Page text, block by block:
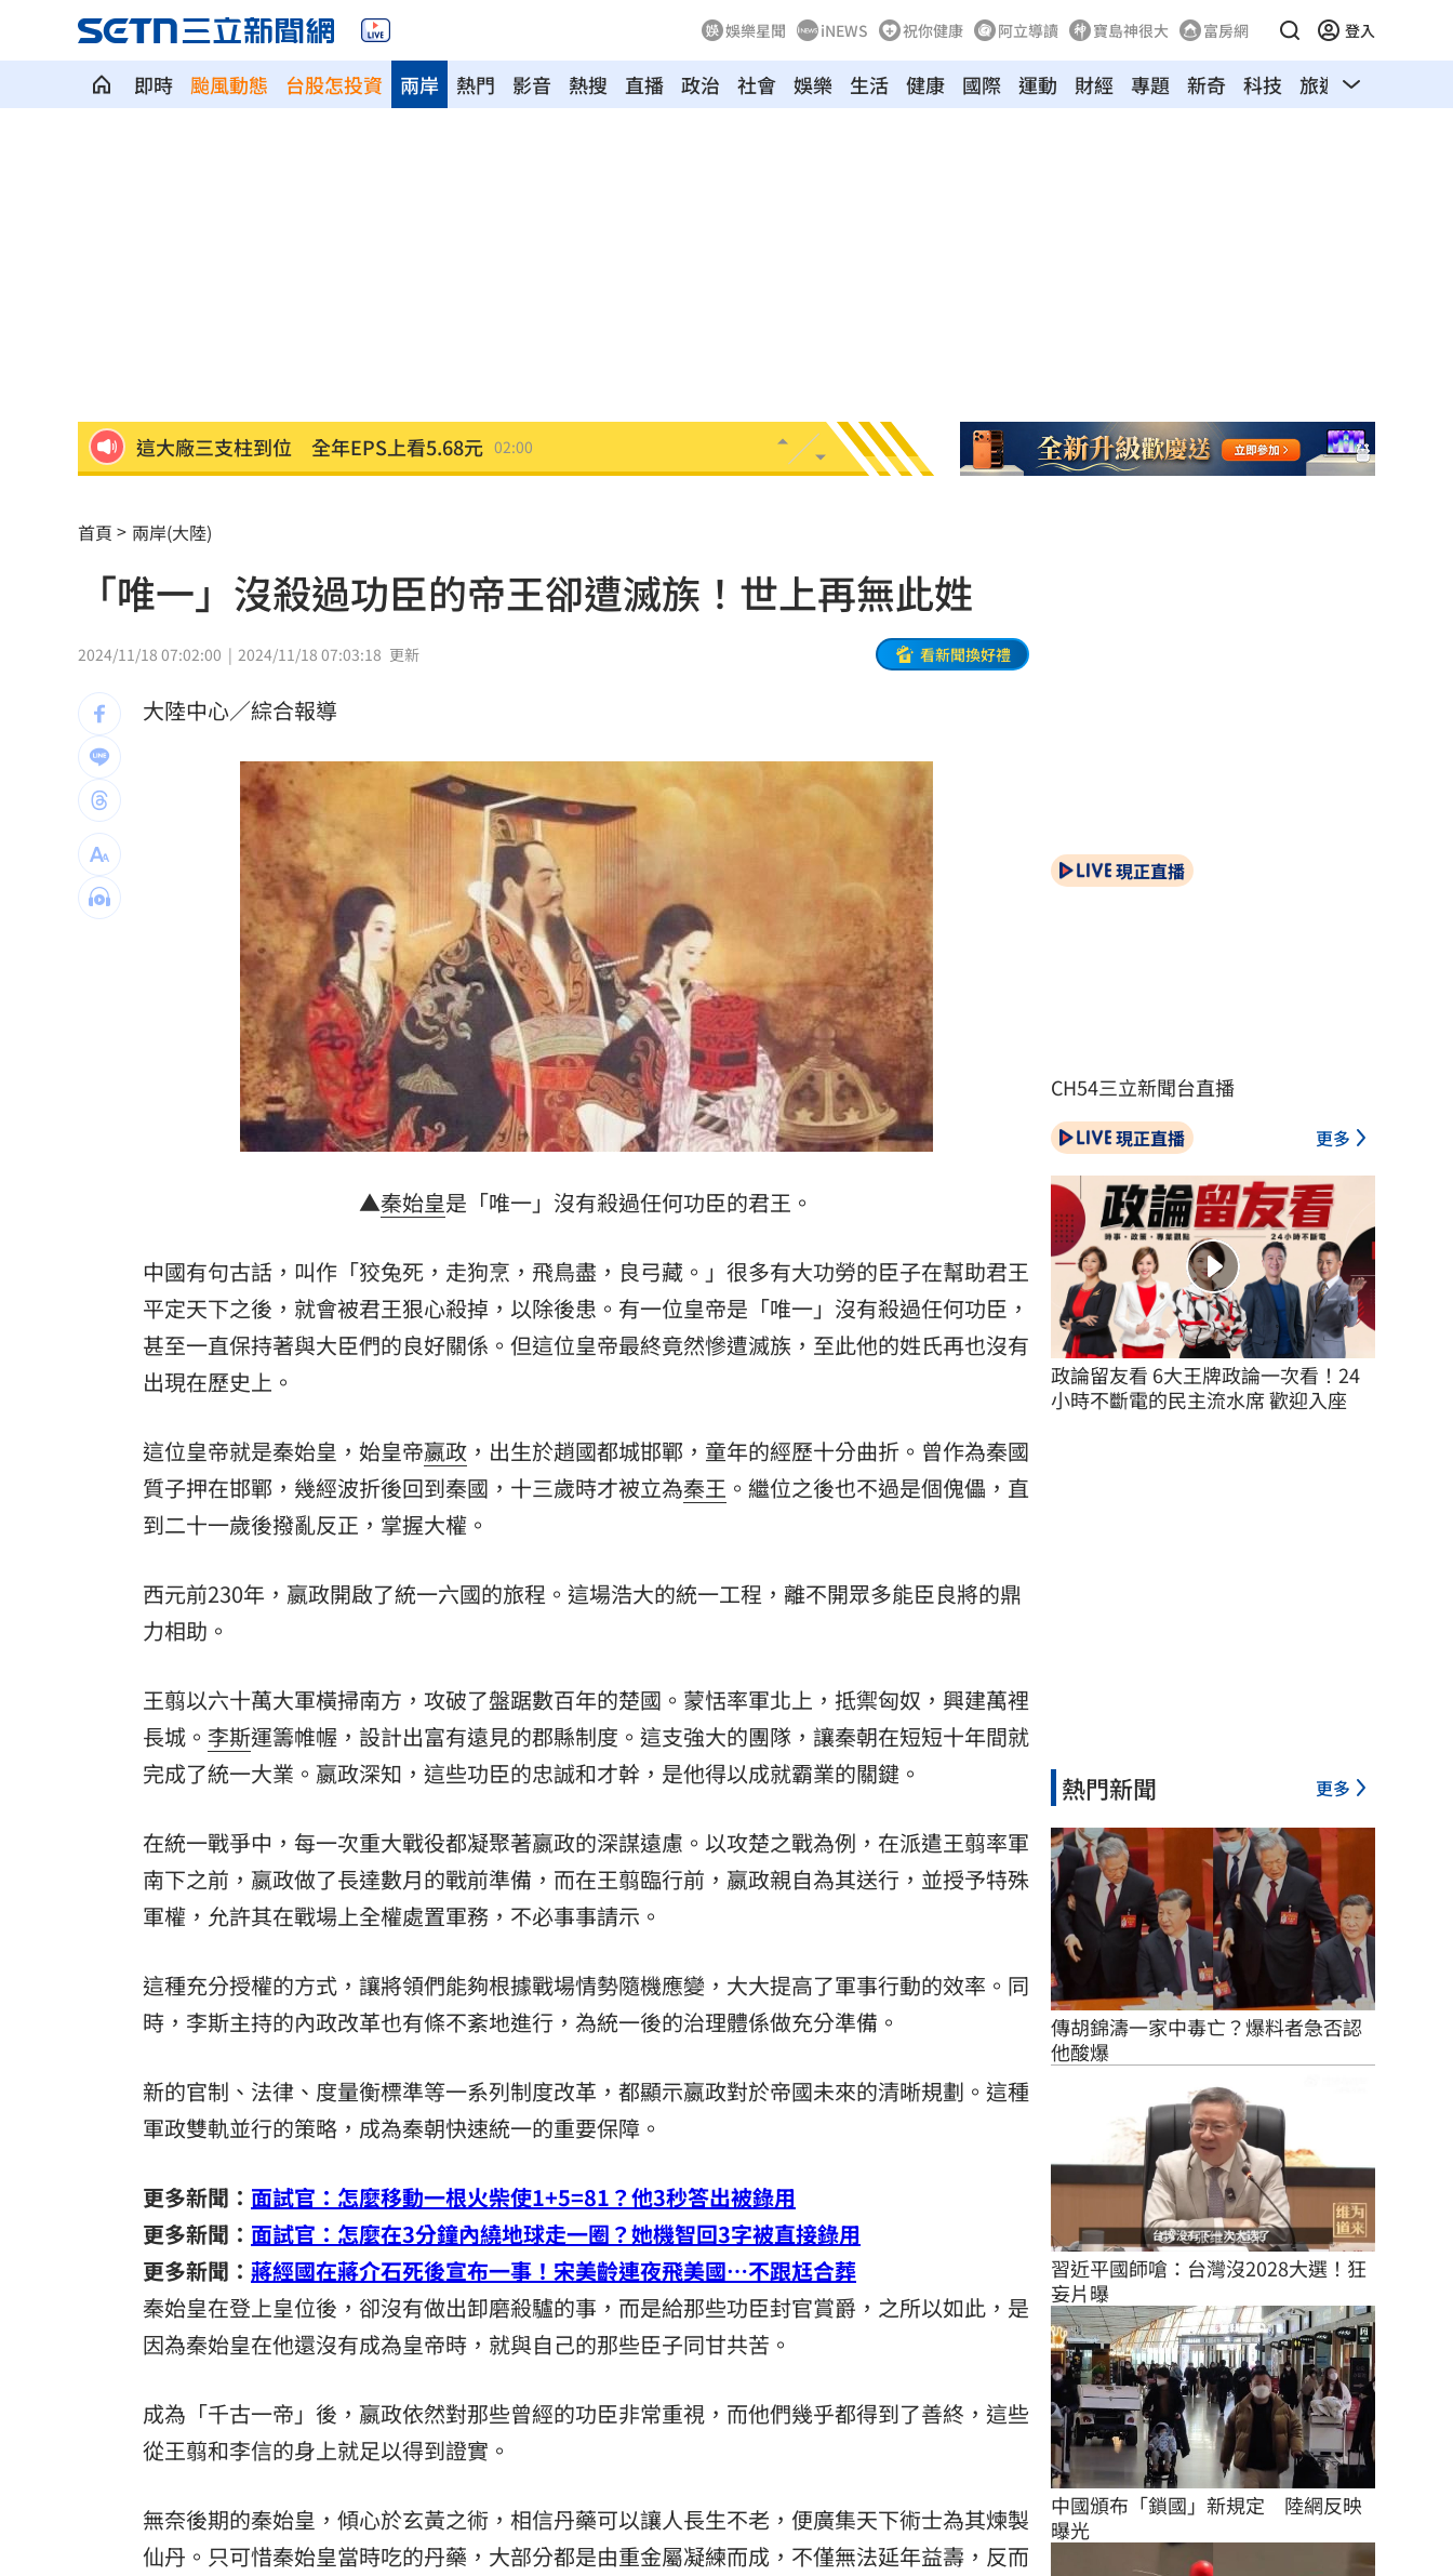
娛樂星聞 iNEWS 祝你健康 阿立導讀 寶島神很大 富房網 登入
即時 颱風動態 台股怎投資 熱門 影音 熱搜 直播 政治 社會 娛樂 生活 健康 國際
兩岸 運動 財經 專題 新奇 科技 旅遊 汽車
這大廠三支柱到位 全年EPS上看5.68元 02:00
它躋身美禁令受惠者 上半年EPS衝2.58元
高溫重創雞蛋產量 最快要等到9月才回穩 01:26
7月營收寫同期次高 聯寶訂單看到2027年
台股收復44000點大關 2關鍵看AI產業發展
扣款人數狂增4成 國泰小龍基金布局曝光 01:05
車是我的、油也是我的 睡車竟被收住宿費 01:04
24歲存款破百萬！她公開致富關鍵：超孝順 01:02
這大廠產能利用率衝90% 目標價上看220元 01:00
埃及知名女星涉毒被判死 引發社會震驚 00:49
桃園聯隊奪世界青棒亞軍 張善政接機 00:47
男駕車至議員服務處嗆開槍 台中警抓到了 00:43
新／Sandisk挫5%！台指期翻紅站回44000點 00:40
三立iNEWS新聞台線上直播
理想混蛋號召粉絲跨海追星吃美食！ 18:15
首頁 兩岸(大陸)
「唯一」沒殺過功臣的帝王卻遭滅族！世上再無此姓
2024/11/18 07:02:00 2024/11/18 07:03:18 更新 看新聞換好禮
大陸中心／綜合報導
▲秦始皇是「唯一」沒有殺過任何功臣的君王。
中國有句古話，叫作「狡兔死，走狗烹，飛鳥盡，良弓藏。」很多有大功勞的臣子在幫助君王
平定天下之後，就會被君王狠心殺掉，以除後患。有一位皇帝是「唯一」沒有殺過任何功臣，
甚至一直保持著與大臣們的良好關係。但這位皇帝最終竟然慘遭滅族，至此他的姓氏再也沒有
出現在歷史上。
這位皇帝就是秦始皇，始皇帝嬴政 ，出生於趙國都城邯鄲，童年的經歷十分曲折。曾作為秦國
質子押在邯鄲，幾經波折後回到秦國，十三歲時才被立為秦王 。繼位之後也不過是個傀儡，直
到二十一歲後撥亂反正，掌握大權。
西元前230年，嬴政開啟了統一六國的旅程。這場浩大的統一工程，離不開眾多能臣良將的鼎
力相助。
王翦以六十萬大軍橫掃南方，攻破了盤踞數百年的楚國。蒙恬率軍北上，抵禦匈奴，興建萬裡
長城。 李斯運籌帷幄，設計出富有遠見的郡縣制度。這支強大的團隊，讓秦朝在短短十年間就
完成了統一大業。嬴政深知，這些功臣的忠誠和才幹，是他得以成就霸業的關鍵。
在統一戰爭中，每一次重大戰役都凝聚著嬴政的深謀遠慮。以攻楚之戰為例，在派遣王翦率軍
南下之前，嬴政做了長達數月的戰前準備，而在王翦臨行前，嬴政親自為其送行，並授予特殊
軍權，允許其在戰場上全權處置軍務，不必事事請示。
這種充分授權的方式，讓將領們能夠根據戰場情勢隨機應變，大大提高了軍事行動的效率。同
時，李斯主持的內政改革也有條不紊地進行，為統一後的治理體係做充分準備。
新的官制、法律、度量衡標準等一系列制度改革，都顯示嬴政對於帝國未來的清晰規劃。這種
軍政雙軌並行的策略，成為秦朝快速統一的重要保障。
更多新聞： 面試官：怎麼移動一根火柴使1+5=81？他3秒答出被錄用
更多新聞： 面試官：怎麼在3分鐘內繞地球走一圈？她機智回3字被直接錄用
更多新聞： 蔣經國在蔣介石死後宣布一事！宋美齡連夜飛美國…不跟尪合葬
秦始皇在登上皇位後，卻沒有做出卸磨殺驢的事，而是給那些功臣封官賞爵，之所以如此，是
因為秦始皇在他還沒有成為皇帝時，就與自己的那些臣子同甘共苦。
成為「千古一帝」後，嬴政依然對那些曾經的功臣非常重視，而他們幾乎都得到了善終，這些
從王翦和李信的身上就足以得到證實。
無奈後期的秦始皇，傾心於玄黃之術，相信丹藥可以讓人長生不老，便廣集天下術士為其煉製
仙丹。只可惜秦始皇當時吃的丹藥，大部分都是由重金屬凝練而成，不僅無法延年益壽，反而
現正直播
CH54三立新聞台直播
現正直播 更多
政論留友看 6大王牌政論一次看！24
小時不斷電的民主流水席 歡迎入座
熱門新聞 更多
傳胡錦濤一家中毒亡？爆料者急否認
他酸爆
習近平國師嗆：台灣沒2028大選！狂
妄片曝
中國頒布「鎖國」新規定　陸網反映
曝光